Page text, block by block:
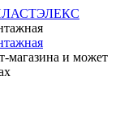
ЭЛЕКС
магазина и может